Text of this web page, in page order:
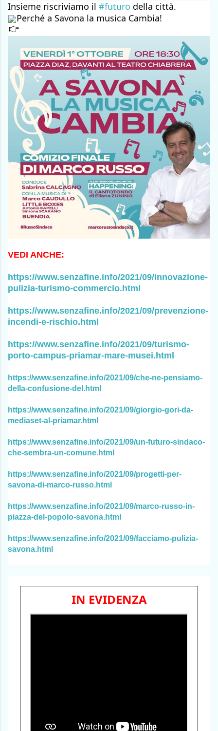
Insieme riscriviamo il #futuro della città.
Perché a Savona la musica Cambia!
VEDI ANCHE:
https://www.senzafine.info/2021/09/innovazione-
pulizia-turismo-commercio.html
https://www.senzafine.info/2021/09/prevenzione-
incendi-e-rischio.html
https://www.senzafine.info/2021/09/turismo-
porto-campus-priamar-mare-musei.html
https://www.senzafine.info/2021/09/che-ne-pensiamo-
della-confusione-del.html
https://www.senzafine.info/2021/09/giorgio-gori-da-
mediaset-al-priamar.html
https://www.senzafine.info/2021/09/un-futuro-sindaco-
che-sembra-un-comune.html
https://www.senzafine.info/2021/09/progetti-per-
savona-di-marco-russo.html
https://www.senzafine.info/2021/09/marco-russo-in-
piazza-del-popolo-savona.html
https://www.senzafine.info/2021/09/facciamo-pulizia-
savona.html
IN EVIDENZA